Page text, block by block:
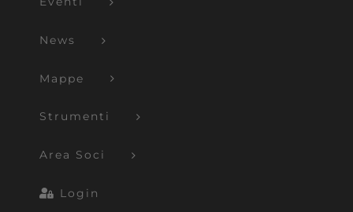
News
Mappe
Strumenti
Area Soci
Login